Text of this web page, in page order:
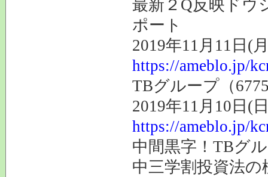
最新２Q反映ドウ
ポート
2019年11月11日(
https://ameblo.jp/
TBグループ（
2019年11月10日(
https://ameblo.jp/
中間黒字！TBグ
中三学割投資法